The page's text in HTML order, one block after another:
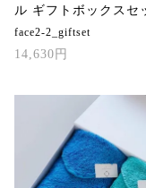
ル ギフトボックスセ
face2-2_giftset
14,630円